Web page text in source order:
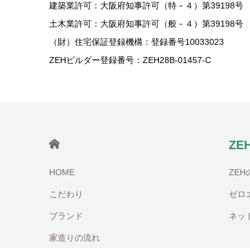
建築業許可：大阪府知事許可（特－４）第39198号
土木業許可：大阪府知事許可（般－４）第39198号
（財）住宅保証登録機構：登録番号10033023
ZEHビルダー登録番号：ZEH28B-01457-C
HOME
こだわり
ブランド
家造りの流れ
ZEH
ゼロ
ネッ